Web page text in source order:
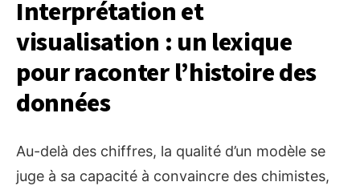
Interprétation et
visualisation : un lexique
pour raconter l’histoire des
données
Au-delà des chiffres, la qualité d’un modèle se
juge à sa capacité à convaincre des chimistes,